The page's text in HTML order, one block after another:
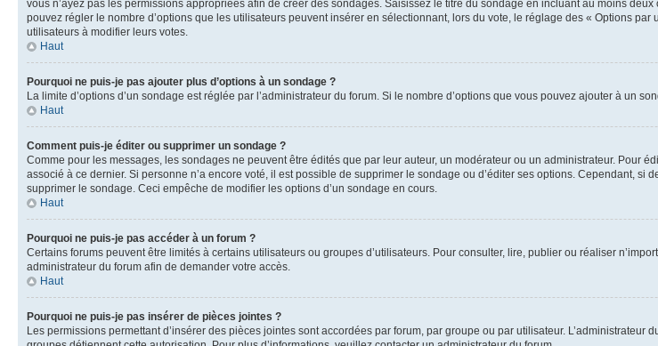
vous n’ayez pas les permissions appropriées afin de créer des sondages. Saisissez le titre du sondage en incluant au moins
pouvez régler le nombre d’options que les utilisateurs peuvent insérer en sélectionnant, lors du vote, le réglage des « Options
utilisateurs à modifier leurs votes.
Haut
Pourquoi ne puis-je pas ajouter plus d’options à un sondage ?
La limite d’options d’un sondage est réglée par l’administrateur du forum. Si le nombre d’options que vous pouvez ajouter à un
Haut
Comment puis-je éditer ou supprimer un sondage ?
Comme pour les messages, les sondages ne peuvent être édités que par leur auteur, un modérateur ou un administrateur. Pour
associé à ce dernier. Si personne n’a encore voté, il est possible de supprimer le sondage ou d’éditer ses options. Cependant,
supprimer le sondage. Ceci empêche de modifier les options d’un sondage en cours.
Haut
Pourquoi ne puis-je pas accéder à un forum ?
Certains forums peuvent être limités à certains utilisateurs ou groupes d’utilisateurs. Pour consulter, lire, publier ou réaliser
administrateur du forum afin de demander votre accès.
Haut
Pourquoi ne puis-je pas insérer de pièces jointes ?
Les permissions permettant d’insérer des pièces jointes sont accordées par forum, par groupe ou par utilisateur.